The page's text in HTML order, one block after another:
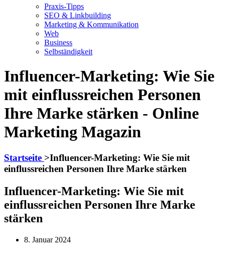
Praxis-Tipps
SEO & Linkbuilding
Marketing & Kommunikation
Web
Business
Selbständigkeit
Influencer-Marketing: Wie Sie
mit einflussreichen Personen
Ihre Marke stärken - Online
Marketing Magazin
Startseite >Influencer-Marketing: Wie Sie mit
einflussreichen Personen Ihre Marke stärken
Influencer-Marketing: Wie Sie mit
einflussreichen Personen Ihre Marke
stärken
8. Januar 2024